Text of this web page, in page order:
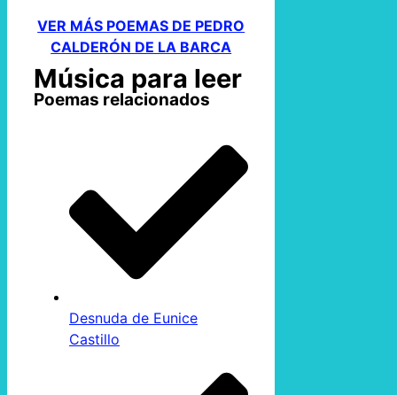
VER MÁS POEMAS DE PEDRO
CALDERÓN DE LA BARCA
Música para leer
Poemas relacionados
Desnuda de Eunice
Castillo